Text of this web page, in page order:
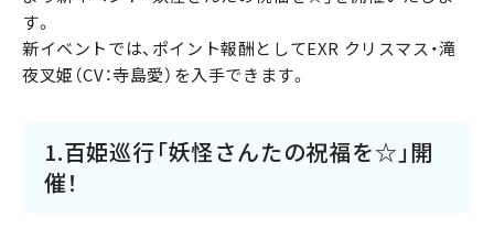
す。
新イベントでは、ポイント報酬としてEXR クリスマス・滝
夜叉姫（CV：寺島愛）を入手できます。
1.百姫巡行「妖怪さんたの祝福を☆」開
催！